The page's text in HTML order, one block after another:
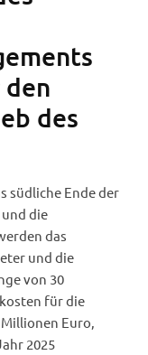
des
südliche Ende der
die
das
und die
von 30
für die
Euro,
2025